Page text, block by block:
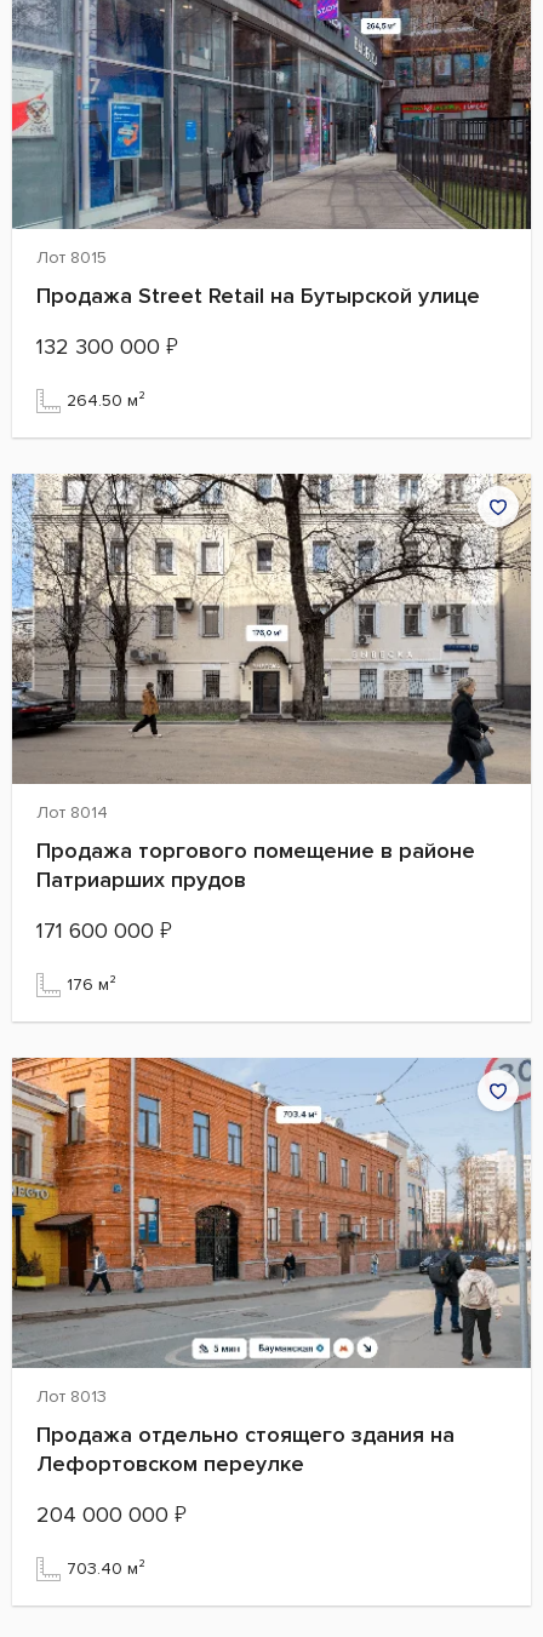
Лот 8015
Продажа Street Retail на Бутырской улице
132 300 000 ₽
264.50 м²
Лот 8014
Продажа торгового помещение в районе
Патриарших прудов
171 600 000 ₽
176 м²
Лот 8013
Продажа отдельно стоящего здания на
Лефортовском переулке
204 000 000 ₽
703.40 м²